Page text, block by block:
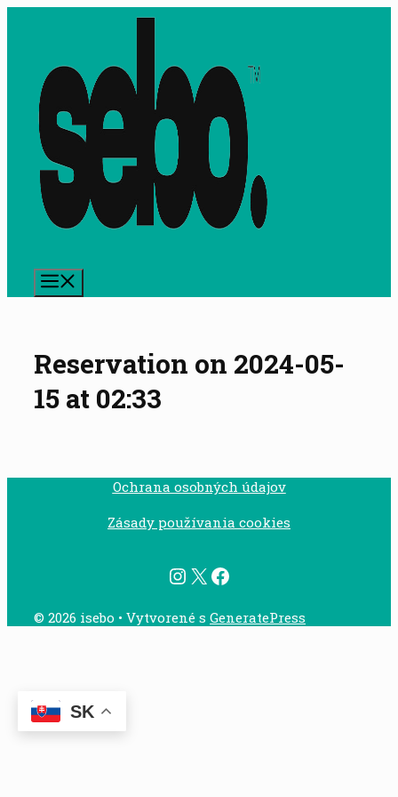
Reservation on 2024-05-
15 at 02:33
Ochrana osobných údajov
Zásady používania cookies
InstagramX Facebook
© 2026 isebo • Vytvorené s GeneratePress
SK